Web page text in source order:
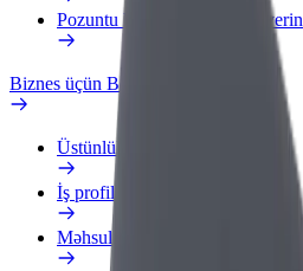
Pozuntu haqqında məlumat verin
Biznes üçün Bolt
Üstünlüklər
İş profili
Məhsullar